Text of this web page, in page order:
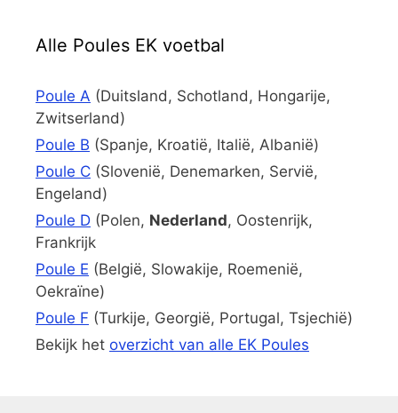
Alle Poules EK voetbal
Poule A (Duitsland, Schotland, Hongarije,
Zwitserland)
Poule B (Spanje, Kroatië, Italië, Albanië)
Poule C (Slovenië, Denemarken, Servië,
Engeland)
Poule D (Polen, Nederland, Oostenrijk,
Frankrijk
Poule E (België, Slowakije, Roemenië,
Oekraïne)
Poule F (Turkije, Georgië, Portugal, Tsjechië)
Bekijk het overzicht van alle EK Poules